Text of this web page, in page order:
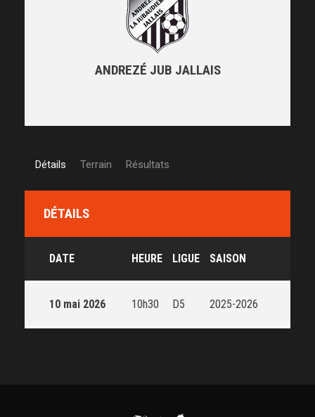
ANDREZÉ JUB JALLAIS
Détails Terrain Résultats
DÉTAILS
DATE HEURE LIGUE SAISON
10 mai 2026 10h30 D5 2025-2026